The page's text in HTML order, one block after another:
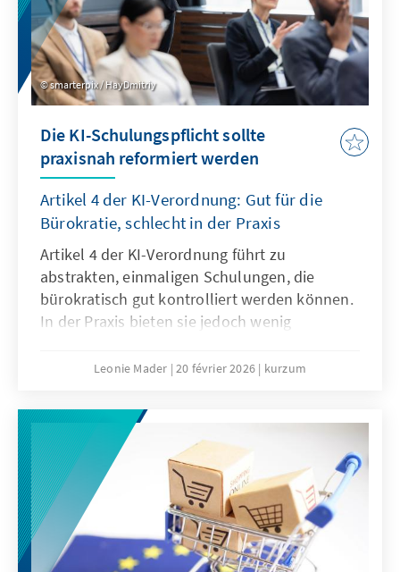
smarterpix / HayDmitriy
Die KI-Schulungspflicht sollte
praxisnah reformiert werden
Artikel 4 der KI-Verordnung: Gut für die
Bürokratie, schlecht in der Praxis
Artikel 4 der KI-Verordnung führt zu
abstrakten, einmaligen Schulungen, die
bürokratisch gut kontrolliert werden können.
In der Praxis bieten sie jedoch wenig
agile, sektorale Lehr- und Lernangebote. Der
Omnibus modifiziert werden.
Leonie Mader 20 février 2026 kurzum